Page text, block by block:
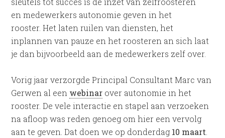
en medewerkers autonomie geven in het
rooster. Het laten ruilen van diensten, het
inplannen van pauze en het roosteren an sich laat
je dan bijvoorbeeld aan de medewerkers zelf over.
Vorig jaar verzorgde Principal Consultant Marc van
Gerwen al een webinar over autonomie in het
rooster. De vele interactie en stapel aan verzoeken
na afloop was reden genoeg om hier een vervolg
aan te geven. Dat doen we op donderdag 10 maart